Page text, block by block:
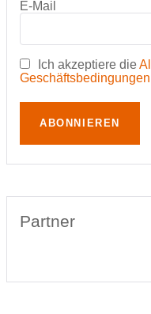
E-Mail
Ich akzeptiere die
Geschäftsbedingungen
ABONNIEREN
Partner